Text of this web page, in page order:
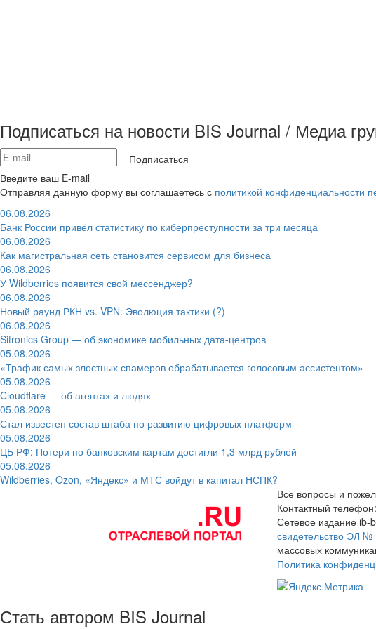
Подписаться на новости BIS Journal / Медиа
Подписаться
Введите ваш E-mail
Отправляя данную форму вы соглашаетесь с политикой конфиденциальности
06.08.2026
Банк России привёл статистику по киберпреступности за три месяца
06.08.2026
Как магистральная сеть становится сервисом для бизнеса
06.08.2026
У Wildberries появится свой мессенджер?
06.08.2026
Новый раунд РКН vs. VPN: Эволюция тактики (?)
06.08.2026
Sitronics Group — об экономике мобильных дата-центров
05.08.2026
«Трафик самых злостных спамеров обрабатывается голосовым ассистентом»
05.08.2026
Cloudflare — об агентах и людях
05.08.2026
Стал известен состав штаба по развитию цифровых платформ
05.08.2026
ЦБ РФ: Потери по банковским картам достигли 1,3 млрд рублей
05.08.2026
Wildberries, Ozon, «Яндекс» и МТС войдут в капитал НСПК?
Все вопросы и
Контактный телефон:
Сетевое издание ib-
свидетельство ЭЛ
массовых
Политика
Стать автором BIS Journal